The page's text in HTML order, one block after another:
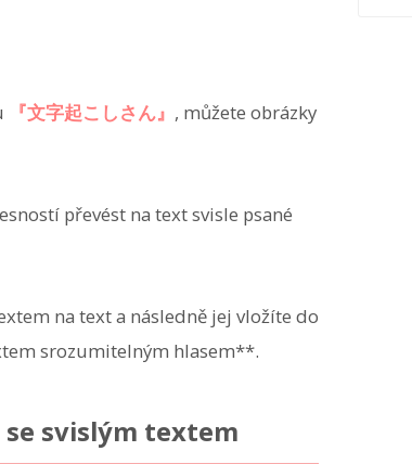
『文字起こしさん』 , můžete obrázky
převést na text svisle psané
na text a následně jej vložíte do
srozumitelným hlasem**.
svislým textem